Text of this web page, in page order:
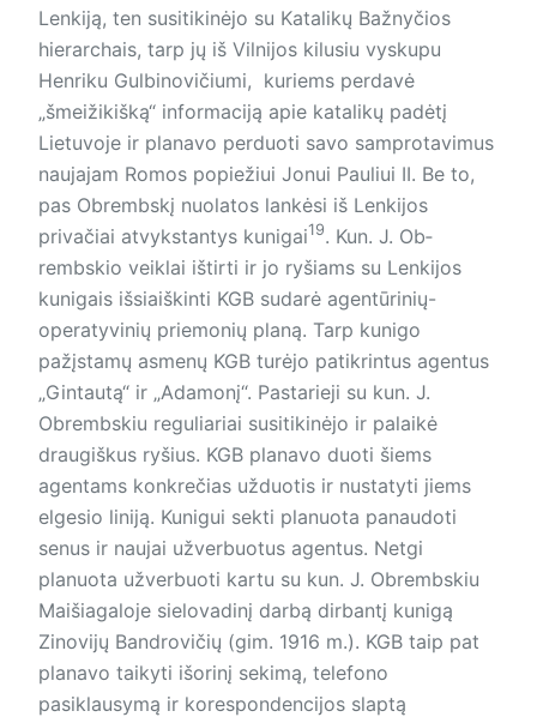
Lenkiją, ten susitikinėjo su Katalikų Bažnyčios
hierarchais, tarp jų iš Vilnijos kilusiu vyskupu
Henriku Gulbinovičiumi, kuriems perdavė
„šmeižikišką“ informaciją apie katalikų padėtį
Lietuvoje ir planavo perduoti savo samprotavimus
naujajam Romos popiežiui Jonui Pauliui II. Be to,
pas Obrembskį nuolatos lankėsi iš Lenkijos
privačiai atvykstantys kunigai19. Kun. J. Ob­
rembskio veiklai ištirti ir jo ryšiams su Lenkijos
kunigais išsiaiškinti KGB sudarė agentūrinių-
operatyvinių priemonių planą. Tarp kunigo
pažįstamų asmenų KGB turėjo patikrintus agentus
„Gintautą“ ir „Adamonį“. Pastarieji su kun. J.
Obrembskiu reguliariai susitikinėjo ir palaikė
draugiškus ryšius. KGB planavo duoti šiems
agentams konkrečias užduotis ir nustatyti jiems
elgesio liniją. Kunigui sekti planuota panaudoti
senus ir naujai užverbuotus agentus. Netgi
planuota užverbuoti kartu su kun. J. Obrembskiu
Maišiagaloje sielovadinį darbą dirbantį kunigą
Zinovijų Bandrovičių (gim. 1916 m.). KGB taip pat
planavo taikyti išorinį sekimą, telefono
pasiklausymą ir korespondencijos slaptą